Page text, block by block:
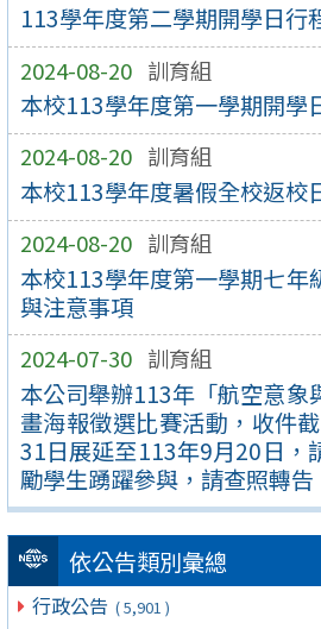
113學年度第二學期開學日行
2024-08-20 訓育組
本校113學年度第一學期開學
2024-08-20 訓育組
本校113學年度暑假全校返校
2024-08-20 訓育組
本校113學年度第一學期七年
與注意事項
2024-07-30 訓育組
本公司舉辦113年「航空意象
畫海報徵選比賽活動，收件
31日展延至113年9月20日，
勵學生踴躍參與，請查照轉告
依公告類別彙總
行政公告 ( 5,901 )